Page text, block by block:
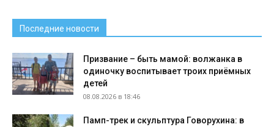
Последние новости
Призвание – быть мамой: волжанка в
одиночку воспитывает троих приёмных
детей
08.08.2026 в 18:46
Памп-трек и скульптура Говорухина: в